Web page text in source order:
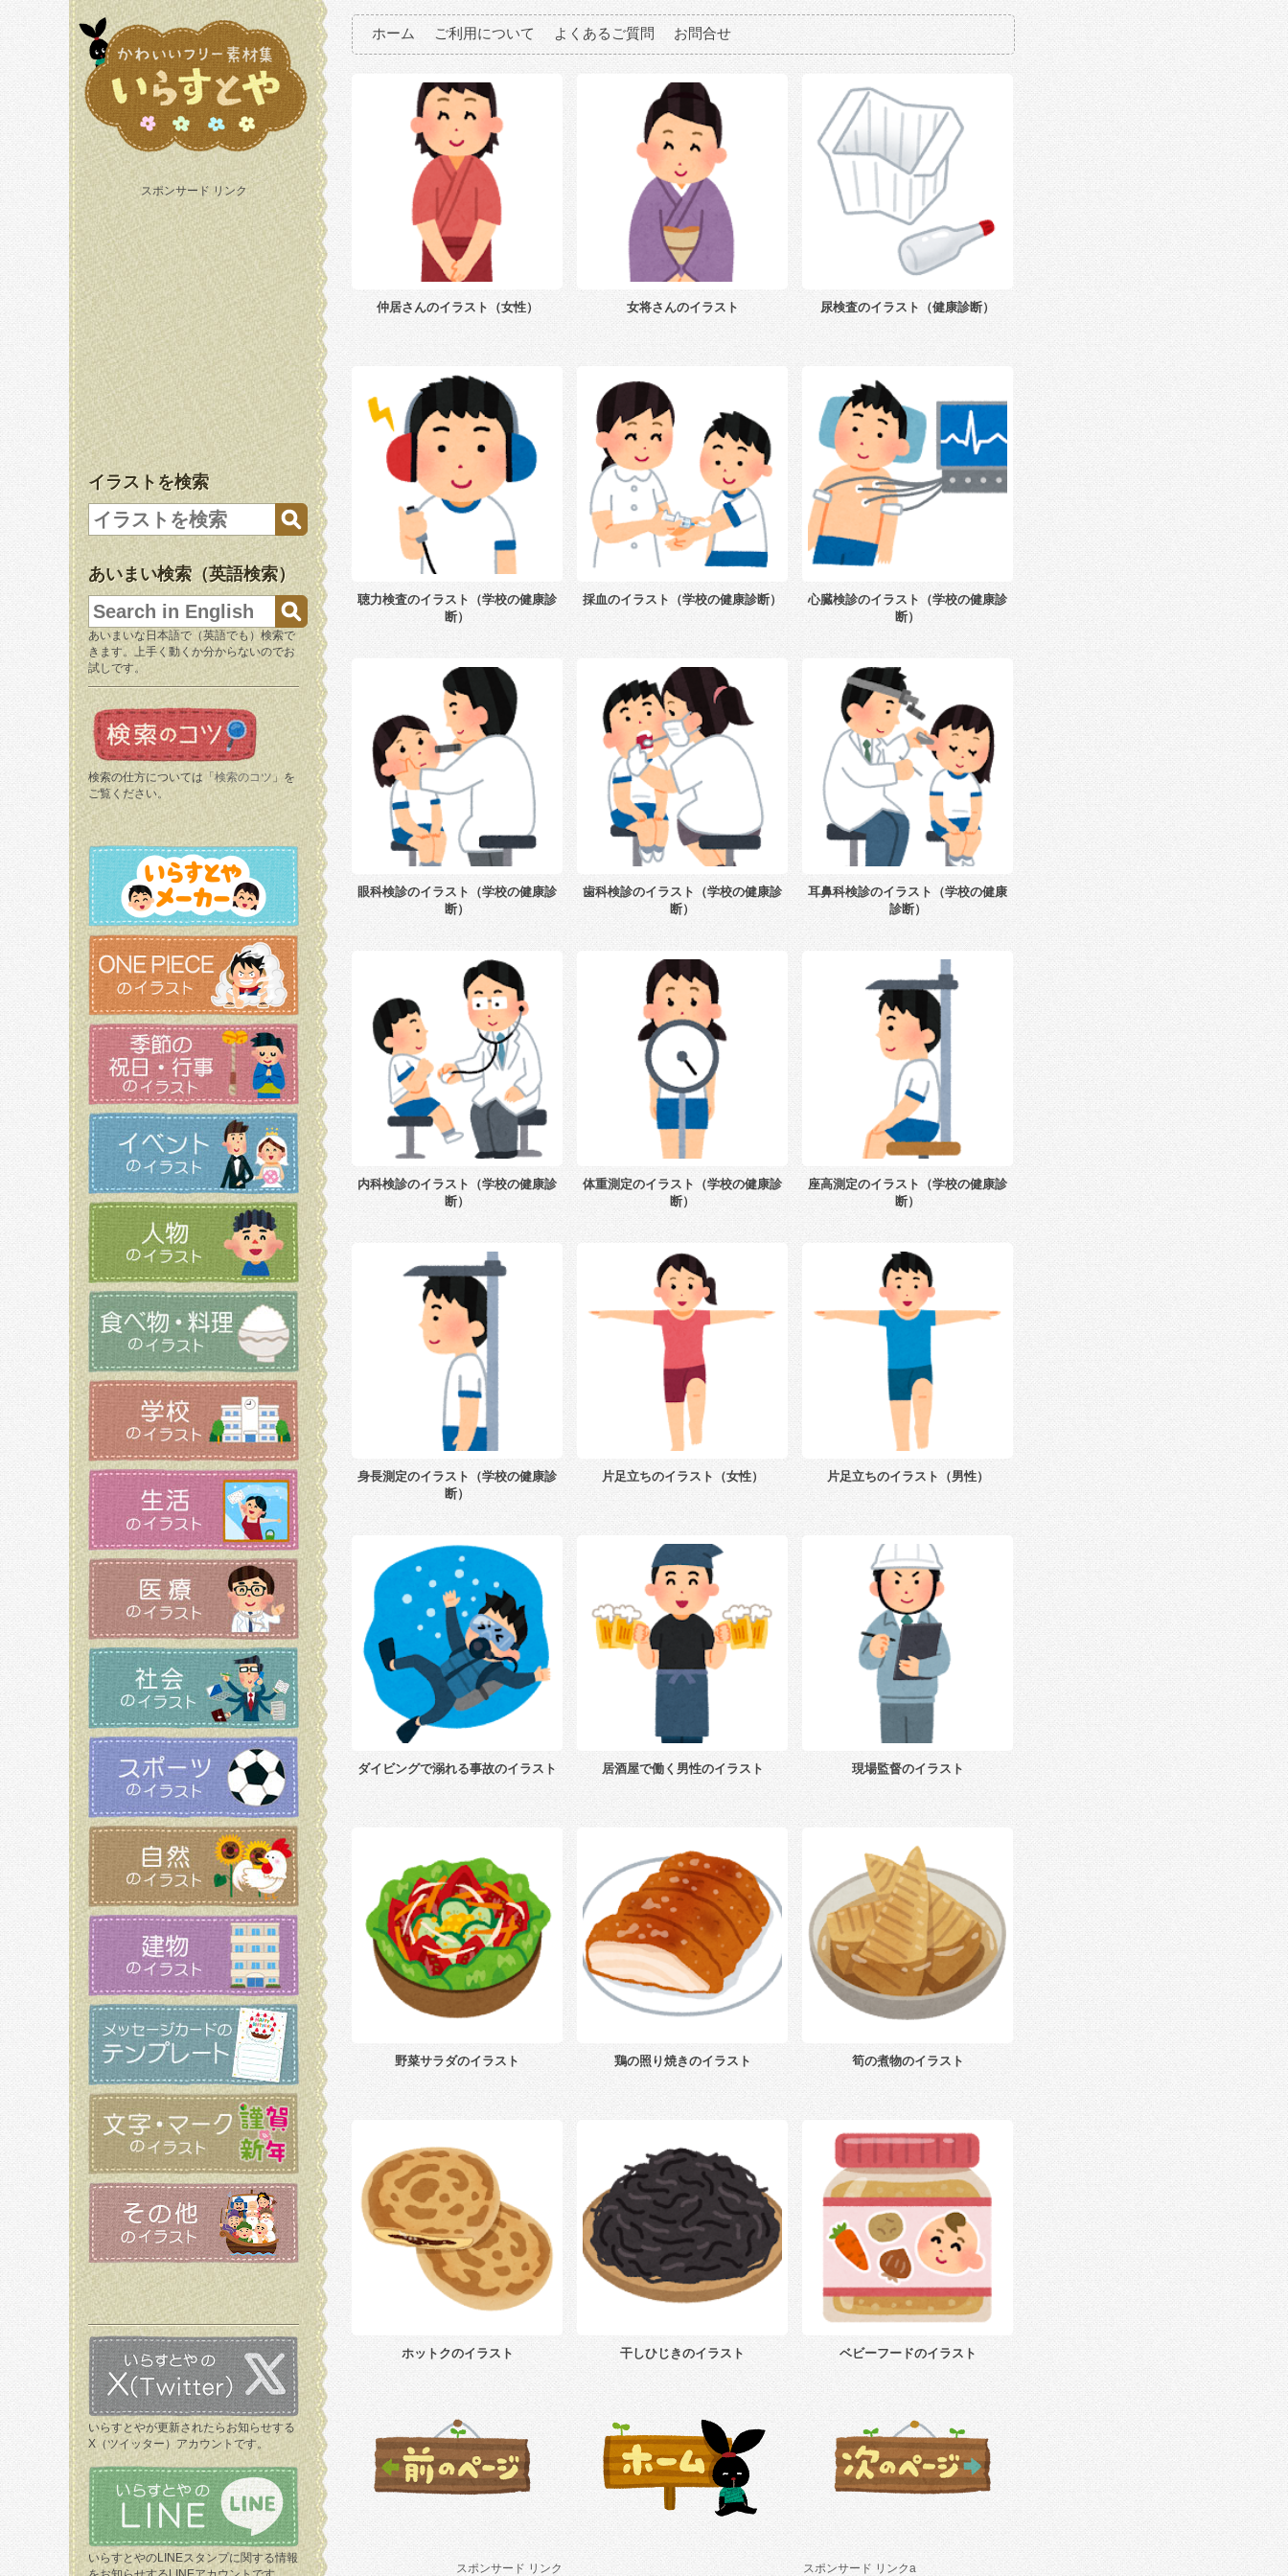
スポンサード リンク
イラストを検索
あいまい検索（英語検索）
あいまいな日本語で（英語でも）検索で
きます。上手く動くか分からないのでお
試しです。
検索の仕方については「 検索のコツ 」を
ご覧ください。
いらすとやが更新されたらお知らせする
X（ツイッター）アカウントです。
いらすとやのLINEスタンプに関する情報
ホーム ご利用について よくあるご質問 お問合せ
仲居さんのイラスト（女性） 女将さんのイラスト 尿検査のイラスト（健康診断）
聴力検査のイラスト（学校の健康診
断）
採血のイラスト（学校の健康診断）
心臓検診のイラスト（学校の健康診
断）
眼科検診のイラスト（学校の健康診
断）
歯科検診のイラスト（学校の健康診
断）
耳鼻科検診のイラスト（学校の健康
診断）
内科検診のイラスト（学校の健康診
断）
体重測定のイラスト（学校の健康診
断）
座高測定のイラスト（学校の健康診
断）
身長測定のイラスト（学校の健康診
断）
片足立ちのイラスト（女性） 片足立ちのイラスト（男性）
ダイビングで溺れる事故のイラスト 居酒屋で働く男性のイラスト 現場監督のイラスト
野菜サラダのイラスト 鶏の照り焼きのイラスト 筍の煮物のイラスト
ホットクのイラスト 干しひじきのイラスト ベビーフードのイラスト
スポンサード リンク スポンサード リンクa